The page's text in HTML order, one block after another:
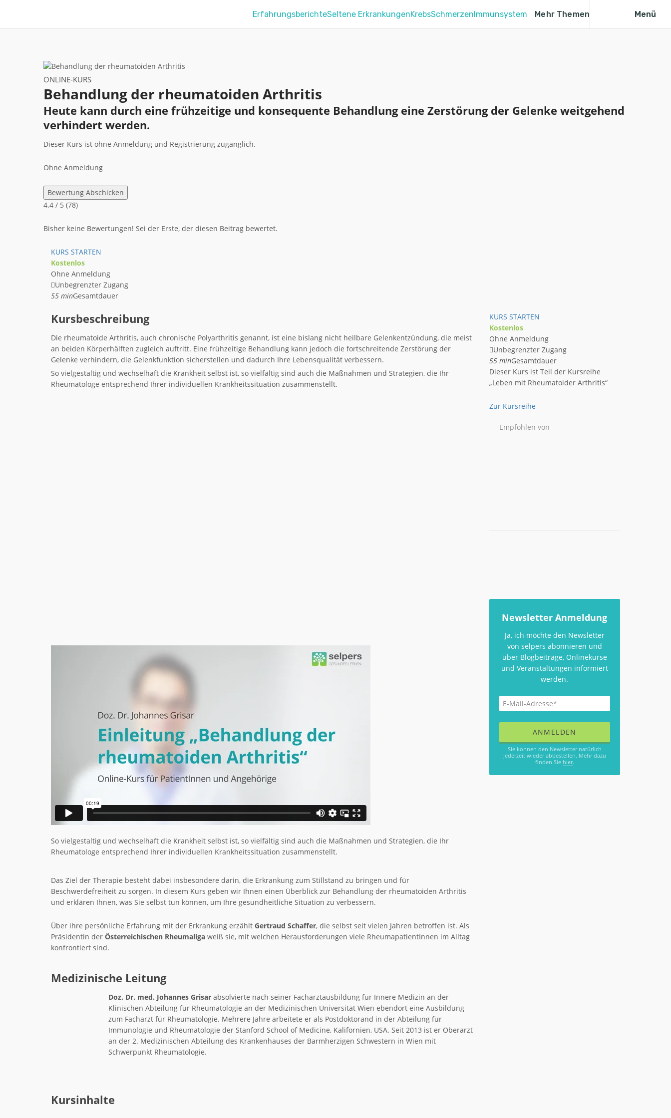
ErfahrungsberichteSeltene ErkrankungenKrebsSchmerzenImmunsystem Mehr Themen Menü
ONLINE-KURS
Behandlung der rheumatoiden Arthritis
Heute kann durch eine frühzeitige und konsequente Behandlung eine Zerstörung der Gelenke weitgehend
verhindert werden.
Dieser Kurs ist ohne Anmeldung und Registrierung zugänglich.
Ohne Anmeldung
Bewertung Abschicken
4.4 / 5 (78)
Bisher keine Bewertungen! Sei der Erste, der diesen Beitrag bewertet.
KURS STARTEN
Kostenlos
Ohne Anmeldung
Unbegrenzter Zugang
55 minGesamtdauer
Kursbeschreibung
Die rheumatoide Arthritis, auch chronische Polyarthritis genannt, ist eine bislang nicht heilbare Gelenkentzündung, die meist
an beiden Körperhälften zugleich auftritt. Eine frühzeitige Behandlung kann jedoch die fortschreitende Zerstörung der
Gelenke verhindern, die Gelenkfunktion sicherstellen und dadurch Ihre Lebensqualität verbessern.
So vielgestaltig und wechselhaft die Krankheit selbst ist, so vielfältig sind auch die Maßnahmen und Strategien, die Ihr
Rheumatologe entsprechend Ihrer individuellen Krankheitssituation zusammenstellt.
So vielgestaltig und wechselhaft die Krankheit selbst ist, so vielfältig sind auch die Maßnahmen und Strategien, die Ihr
Rheumatologe entsprechend Ihrer individuellen Krankheitssituation zusammenstellt.
Das Ziel der Therapie besteht dabei insbesondere darin, die Erkrankung zum Stillstand zu bringen und für
Beschwerdefreiheit zu sorgen. In diesem Kurs geben wir Ihnen einen Überblick zur Behandlung der rheumatoiden Arthritis
und erklären Ihnen, was Sie selbst tun können, um Ihre gesundheitliche Situation zu verbessern.
Über ihre persönliche Erfahrung mit der Erkrankung erzählt Gertraud Schaffer, die selbst seit vielen Jahren betroffen ist. Als
Präsidentin der Österreichischen Rheumaliga weiß sie, mit welchen Herausforderungen viele RheumapatientInnen im Alltag
konfrontiert sind.
Medizinische Leitung
Doz. Dr. med. Johannes Grisar absolvierte nach seiner Facharztausbildung für Innere Medizin an der
Klinischen Abteilung für Rheumatologie an der Medizinischen Universität Wien ebendort eine Ausbildung
zum Facharzt für Rheumatologie. Mehrere Jahre arbeitete er als Postdoktorand in der Abteilung für
Immunologie und Rheumatologie der Stanford School of Medicine, Kalifornien, USA. Seit 2013 ist er Oberarzt
an der 2. Medizinischen Abteilung des Krankenhauses der Barmherzigen Schwestern in Wien mit
Schwerpunkt Rheumatologie.
Kursinhalte
KURS STARTEN
Kostenlos
Ohne Anmeldung
Unbegrenzter Zugang
55 minGesamtdauer
Dieser Kurs ist Teil der Kursreihe
„Leben mit Rheumatoider Arthritis“
Zur Kursreihe
Empfohlen von
Newsletter Anmeldung
Ja, ich möchte den Newsletter
von selpers abonnieren und
über Blogbeiträge, Onlinekurse
und Veranstaltungen informiert
werden.
Sie können den Newsletter natürlich
jederzeit wieder abbestellen. Mehr dazu
finden Sie hier.